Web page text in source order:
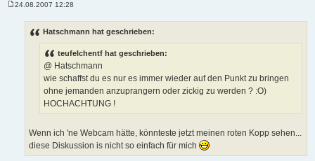
24.08.2007 12:28
Hatschmann hat geschrieben:
teufelchentf hat geschrieben:
@ Hatschmann
wie schaffst du es nur es immer wieder auf den Punkt zu bringen
ohne jemanden anzuprangern oder zickig zu werden ? :O)
HOCHACHTUNG !
Wenn ich 'ne Webcam hätte, könnteste jetzt meinen roten Kopp sehen...
diese Diskussion is nicht so einfach für mich